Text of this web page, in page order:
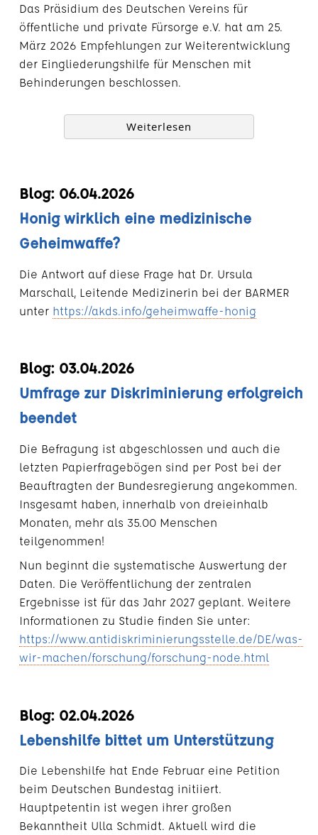
Das Präsidium des Deutschen Vereins für
öffentliche und private Fürsorge e.V. hat am 25.
März 2026 Empfehlungen zur Weiterentwicklung
der Eingliederungshilfe für Menschen mit
Behinderungen beschlossen.
Weiterlesen
Blog: 06.04.2026
Honig wirklich eine medizinische
Geheimwaffe?
Die Antwort auf diese Frage hat Dr. Ursula
Marschall, Leitende Medizinerin bei der BARMER
unter https://akds.info/geheimwaffe-honig
Blog: 03.04.2026
Umfrage zur Diskriminierung erfolgreich
beendet
Die Befragung ist abgeschlossen und auch die
letzten Papierfragebögen sind per Post bei der
Beauftragten der Bundesregierung angekommen.
Insgesamt haben, innerhalb von dreieinhalb
Monaten, mehr als 35.00 Menschen
teilgenommen!
Nun beginnt die systematische Auswertung der
Daten. Die Veröffentlichung der zentralen
Ergebnisse ist für das Jahr 2027 geplant. Weitere
Informationen zu Studie finden Sie unter:
https://www.antidiskriminierungsstelle.de/DE/was-
wir-machen/forschung/forschung-node.html
Blog: 02.04.2026
Lebenshilfe bittet um Unterstützung
Die Lebenshilfe hat Ende Februar eine Petition
beim Deutschen Bundestag initiiert.
Hauptpetentin ist wegen ihrer großen
Bekanntheit Ulla Schmidt. Aktuell wird die